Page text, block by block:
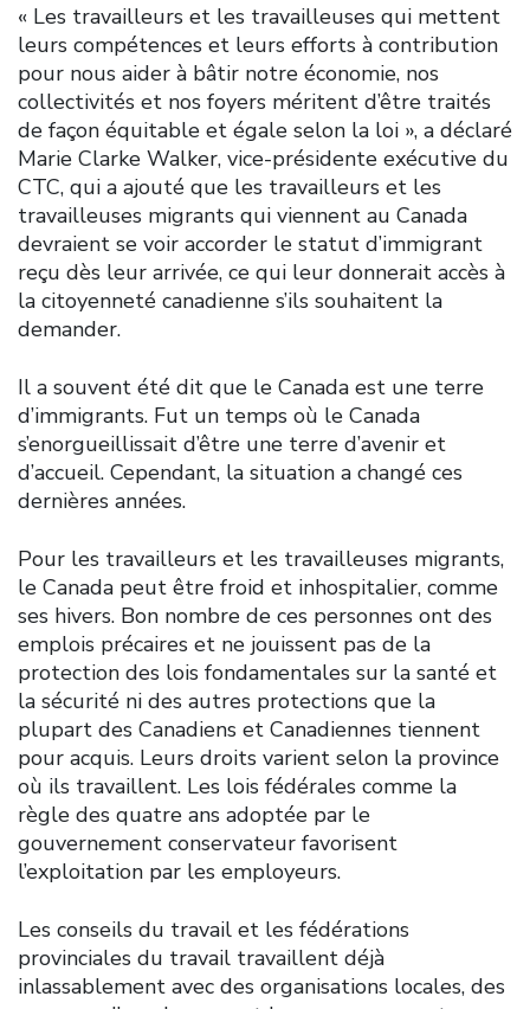
« Les travailleurs et les travailleuses qui mettent
leurs compétences et leurs efforts à contribution
pour nous aider à bâtir notre économie, nos
collectivités et nos foyers méritent d’être traités
de façon équitable et égale selon la loi », a déclaré
Marie Clarke Walker, vice-présidente exécutive du
CTC, qui a ajouté que les travailleurs et les
travailleuses migrants qui viennent au Canada
devraient se voir accorder le statut d’immigrant
reçu dès leur arrivée, ce qui leur donnerait accès à
la citoyenneté canadienne s’ils souhaitent la
demander.
Il a souvent été dit que le Canada est une terre
d’immigrants. Fut un temps où le Canada
s’enorgueillissait d’être une terre d’avenir et
d’accueil. Cependant, la situation a changé ces
dernières années.
Pour les travailleurs et les travailleuses migrants,
le Canada peut être froid et inhospitalier, comme
ses hivers. Bon nombre de ces personnes ont des
emplois précaires et ne jouissent pas de la
protection des lois fondamentales sur la santé et
la sécurité ni des autres protections que la
plupart des Canadiens et Canadiennes tiennent
pour acquis. Leurs droits varient selon la province
où ils travaillent. Les lois fédérales comme la
règle des quatre ans adoptée par le
gouvernement conservateur favorisent
l’exploitation par les employeurs.
Les conseils du travail et les fédérations
provinciales du travail travaillent déjà
inlassablement avec des organisations locales, des